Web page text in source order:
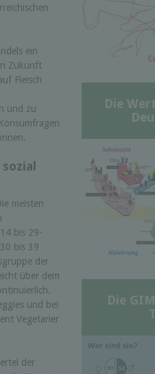
ein
Zukunft
Fleisch
und zu
meisten
bis 29-
bis 39
der
über dem
und bei
Vegetarier
der
Die
Die